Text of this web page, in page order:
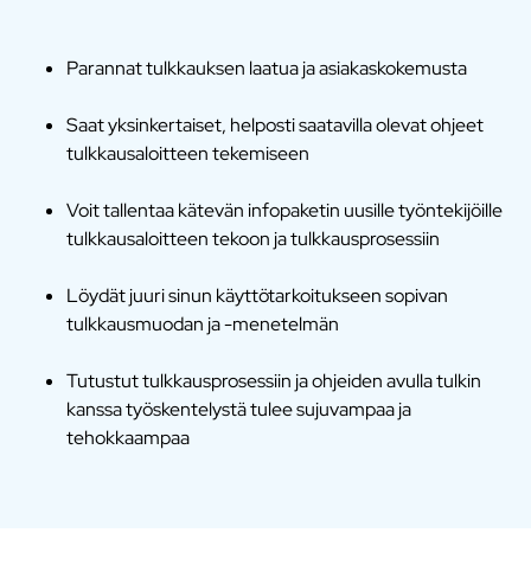
Parannat tulkkauksen laatua ja asiakaskokemusta
Saat yksinkertaiset, helposti saatavilla olevat ohjeet
tulkkausaloitteen tekemiseen
Voit tallentaa kätevän infopaketin uusille työntekijöille
tulkkausaloitteen tekoon ja tulkkausprosessiin
Löydät juuri sinun käyttötarkoitukseen sopivan
tulkkausmuodan ja -menetelmän
Tutustut tulkkausprosessiin ja ohjeiden avulla tulkin
kanssa työskentelystä tulee sujuvampaa ja
tehokkaampaa